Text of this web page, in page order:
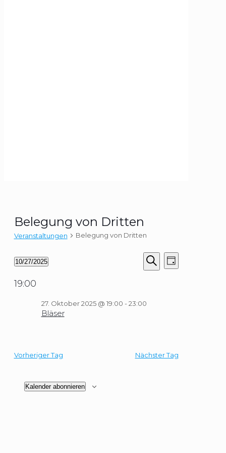
Belegung von Dritten
Veranstaltungen Belegung von Dritten
Veranstaltungen
für
27.
Oktober
Veranstaltungen
Suche
Suche
Veranstaltung
Ansichten-
Tag
10/27/2025
wählen.
19:00
Bläser
27. Oktober 2025 @ 19:00 -23:00
Vorheriger Tag Nächster Tag
Kalender abonnieren